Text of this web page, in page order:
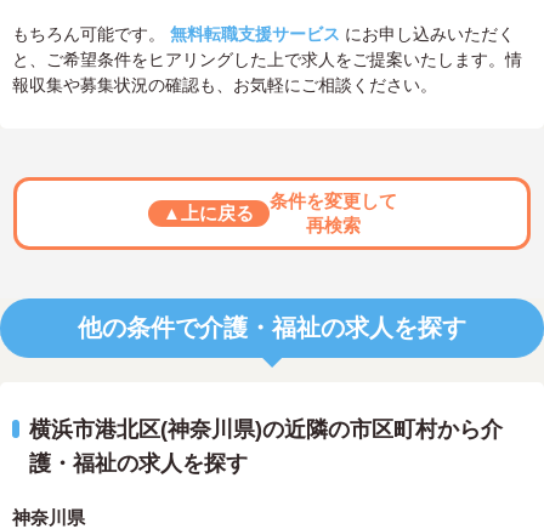
もちろん可能です。 無料転職支援サービス にお申し込みいただく
と、ご希望条件をヒアリングした上で求人をご提案いたします。情
報収集や募集状況の確認も、お気軽にご相談ください。
▲上に戻る
条件を変更して
再検索
他の条件で介護・福祉の求人を探す
横浜市港北区(神奈川県)の近隣の市区町村から介
護・福祉の求人を探す
神奈川県